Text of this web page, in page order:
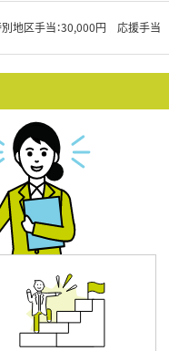
地区手当：30,000円 応援手当